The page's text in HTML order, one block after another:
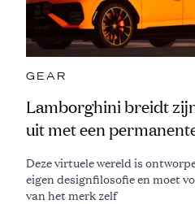
GEAR
Lamborghini breidt
uit met een
Deze virtuele wereld is
eigen designfilosofie en moet
van het merk zelf